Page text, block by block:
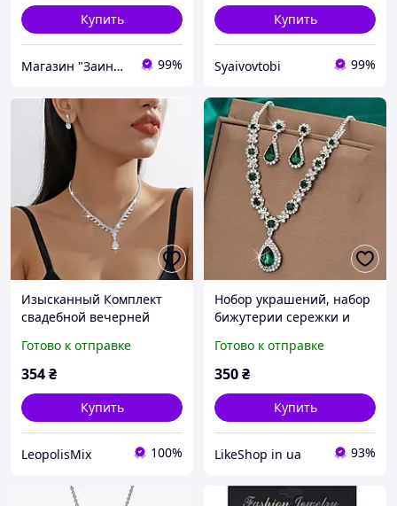
Купить
Магазин "Заинька" 99%
Купить
Syaivovtobi 99%
Изысканный Комплект
свадебной вечерней
серьги
Готово к отправке
354₴
Купить
LeopolisMix 100%
Нобор украшений, набор
бижутерии сережки и
Готово к отправке
350₴
Купить
LikeShоp in ua 93%